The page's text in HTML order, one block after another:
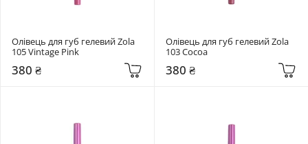
Олівець для губ гелевий Zola
105 Vintage Pink
380 ₴
Олівець для губ гелевий Zola
103 Cocoa
380 ₴